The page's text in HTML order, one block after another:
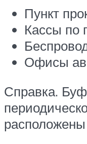
Пункт
Кассы по
Офисы
Справка.